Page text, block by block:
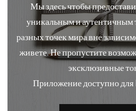
Мы здесь чтобы
уникальным и аутентичным
разных точек мира вне
живете. Не пропустите
эксклюзивные
Приложение доступно